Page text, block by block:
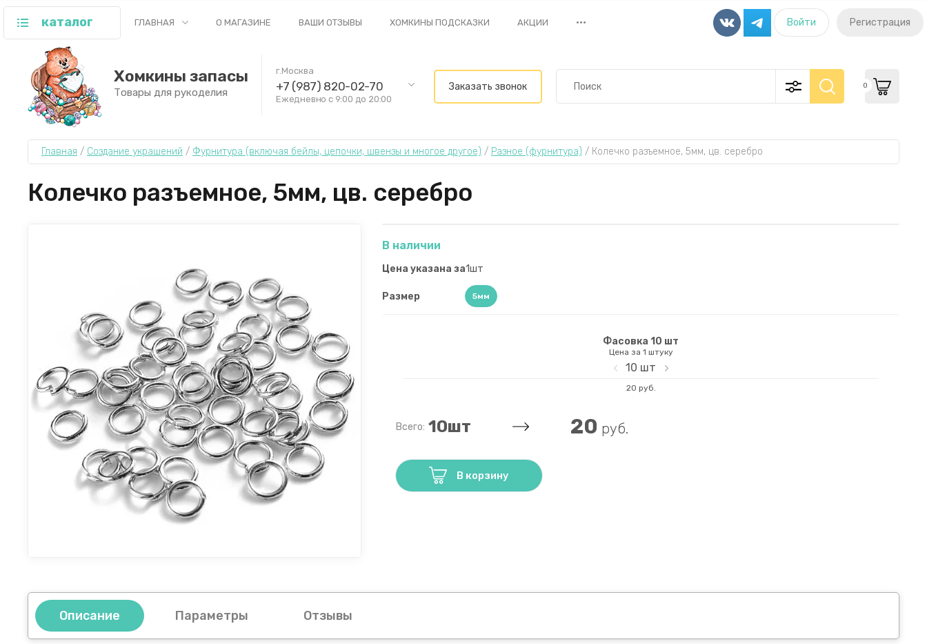
каталог ГЛАВНАЯ О МАГАЗИНЕ ВАШИ ОТЗЫВЫ ХОМКИНЫ ПОДСКАЗКИ АКЦИИ ••• Войти Регистрация
Хомкины запасы
Товары для рукоделия
г.Москва
+7 (987) 820-02-70
Ежедневно с 9:00 до 20:00
Заказать звонок 0
Главная / Создание украшений / Фурнитура (включая бейлы, цепочки, швензы и многое другое) / Разное (фурнитура) / Колечко разъемное, 5мм, цв. серебро
Колечко разъемное, 5мм, цв. серебро
В наличии
Цена указана за1шт
Размер 5мм
Фасовка 10 шт
Цена за 1 штуку
10 шт
20 руб.
Всего: 10шт 20 руб.
В корзину
Описание Параметры Отзывы